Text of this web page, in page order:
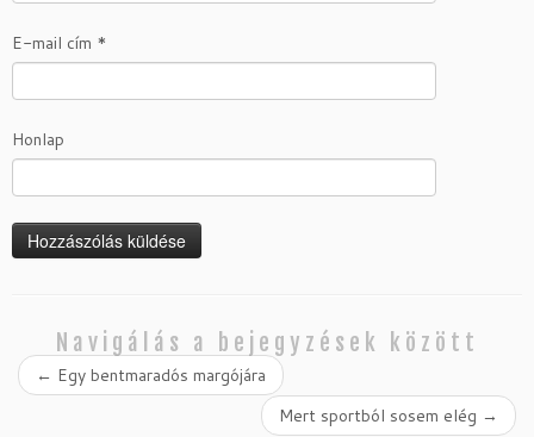
E-mail cím *
Honlap
Navigálás a bejegyzések között
← Egy bentmaradós margójára
Mert sportból sosem elég →